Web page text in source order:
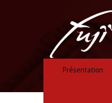
Présentation